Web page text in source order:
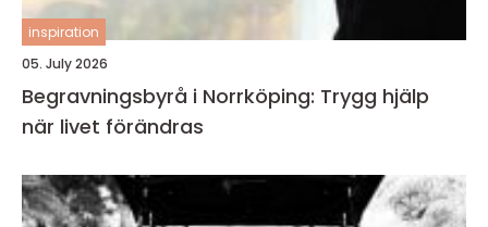
inspiration
05. July 2026
Begravningsbyrå i Norrköping: Trygg hjälp
när livet förändras